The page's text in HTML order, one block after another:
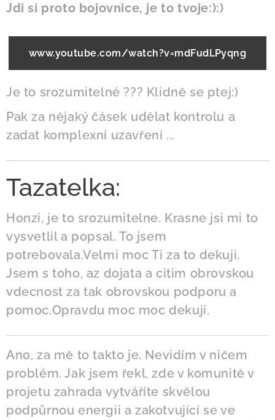
Jdi si proto bojovnice, je to tvoje:):)
www.youtube.com/watch?v=mdFudLPyqng
Je to srozumitelné ??? Klidně se ptej:)
Pak za nějaký čásek udělat kontrolu a
zadat komplexní uzavření ...
Tazatelka:
Honzi, je to srozumitelne. Krasne jsi mi to
vysvetlil a popsal. To jsem
potrebovala.Velmi moc Ti za to dekuji.
Jsem s toho, az dojata a citim obrovskou
vdecnost za tak obrovskou podporu a
pomoc.Opravdu moc moc dekuji.
Ano, za mě to takto je. Nevidím v ničem
problém. Jak jsem řekl, zde v komunitě v
projetu zahrada vytváříte skvělou
podpůrnou energii a zakotvující se ve